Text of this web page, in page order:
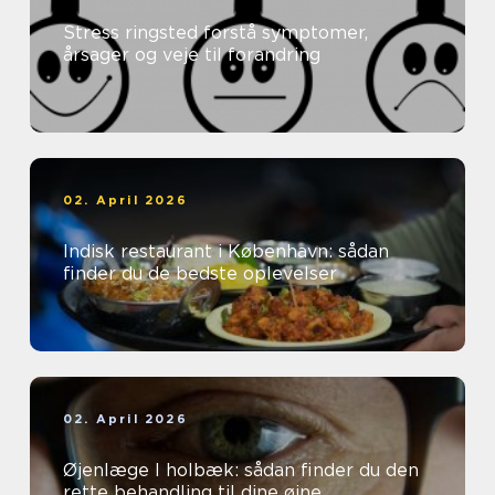
Stress ringsted forstå symptomer,
årsager og veje til forandring
02. April 2026
Indisk restaurant i København: sådan
finder du de bedste oplevelser
02. April 2026
Øjenlæge I holbæk: sådan finder du den